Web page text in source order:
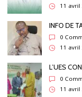
11 avril
INFO DE
0
11 avril
L’UES
0
11 avril